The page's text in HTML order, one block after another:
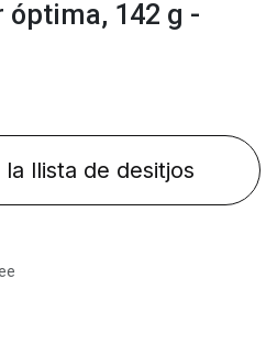
142 g -
llista de desitjos